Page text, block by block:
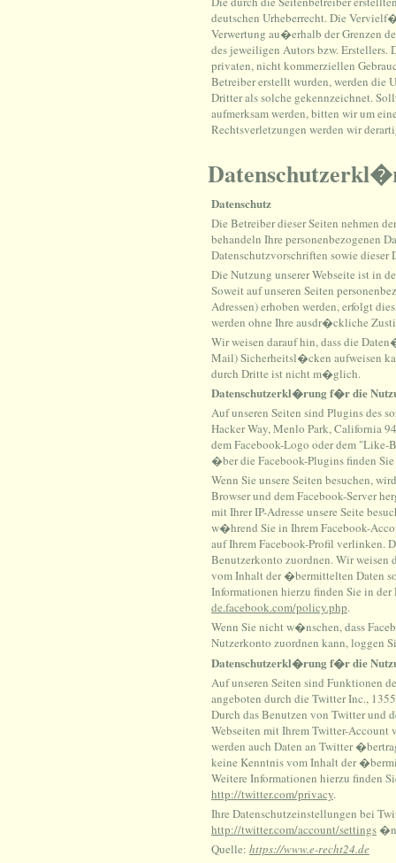
deutschen Urheberrecht. Die
Verwertung au�erhalb der Grenzen
des jeweiligen Autors bzw.
privaten, nicht kommerziellen
Betreiber erstellt wurden, werden die
Dritter als solche gekennzeichnet.
aufmerksam werden, bitten wir um
Rechtsverletzungen werden wir
Datenschutz
Die Betreiber dieser Seiten nehmen
behandeln Ihre personenbezogenen
Datenschutzvorschriften sowie
Die Nutzung unserer Webseite ist in
Soweit auf unseren Seiten
Adressen) erhoben werden, erfolgt
werden ohne Ihre ausdr�ckliche
Wir weisen darauf hin, dass die
Mail) Sicherheitsl�cken aufweisen
durch Dritte ist nicht m�glich.
Datenschutzerkl�rung f�r die
Auf unseren Seiten sind Plugins des
Hacker Way, Menlo Park, California
dem Facebook-Logo oder dem
�ber die Facebook-Plugins finden
Wenn Sie unsere Seiten besuchen,
Browser und dem Facebook-Server
mit Ihrer IP-Adresse unsere Seite
w�hrend Sie in Ihrem Facebook-
auf Ihrem Facebook-Profil verlinken.
Benutzerkonto zuordnen. Wir weisen
vom Inhalt der �bermittelten Daten
Informationen hierzu finden Sie in
de.facebook.com/policy.php.
Wenn Sie nicht w�nschen, dass
Nutzerkonto zuordnen kann, loggen
Datenschutzerkl�rung f�r die
Auf unseren Seiten sind Funktionen
angeboten durch die Twitter Inc.,
Durch das Benutzen von Twitter und
Webseiten mit Ihrem Twitter-
werden auch Daten an Twitter
keine Kenntnis vom Inhalt der
Weitere Informationen hierzu finden
http://twitter.com/privacy.
Ihre Datenschutzeinstellungen bei
http://twitter.com/account/settings
Quelle: https://www.e-recht24.de